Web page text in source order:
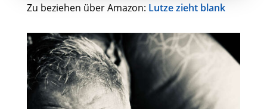
Zu beziehen über Amazon: Lutze zieht blank